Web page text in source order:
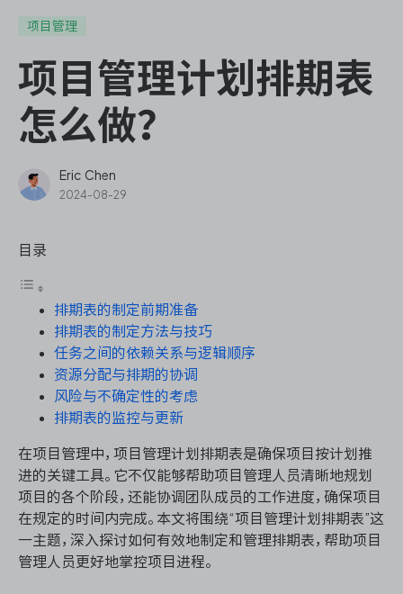
ONES Desk
ONES Assistant
瀑布项目管理
测试管理
研发效能管理
DevOps
资源和工时管理
服务台和工单管理
项目管理
项目管理计划排期表
怎么做？
Eric Chen
2024-08-29
目录
排期表的制定前期准备
排期表的制定方法与技巧
任务之间的依赖关系与逻辑顺序
资源分配与排期的协调
风险与不确定性的考虑
排期表的监控与更新
在项目管理中，项目管理计划排期表是确保项目按计划推
进的关键工具。它不仅能够帮助项目管理人员清晰地规划
项目的各个阶段，还能协调团队成员的工作进度，确保项目
在规定的时间内完成。本文将围绕“项目管理计划排期表”这
一主题，深入探讨如何有效地制定和管理排期表，帮助项目
管理人员更好地掌控项目进程。